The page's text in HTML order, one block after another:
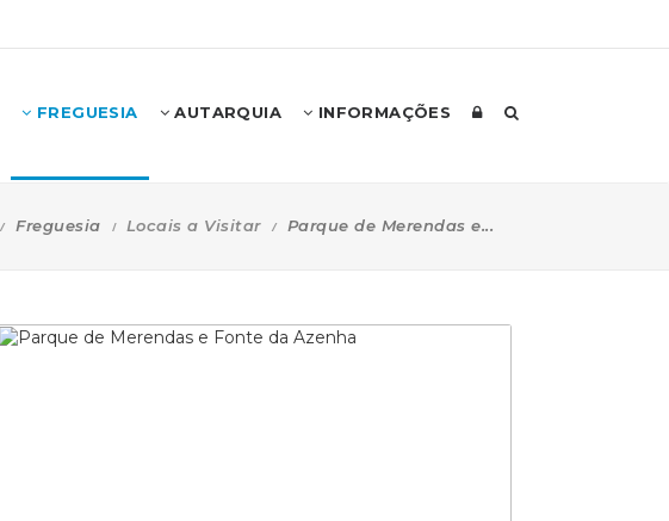
FREGUESIA AUTARQUIA INFORMAÇÕES
Freguesia Locais a Visitar Parque de Merendas e...